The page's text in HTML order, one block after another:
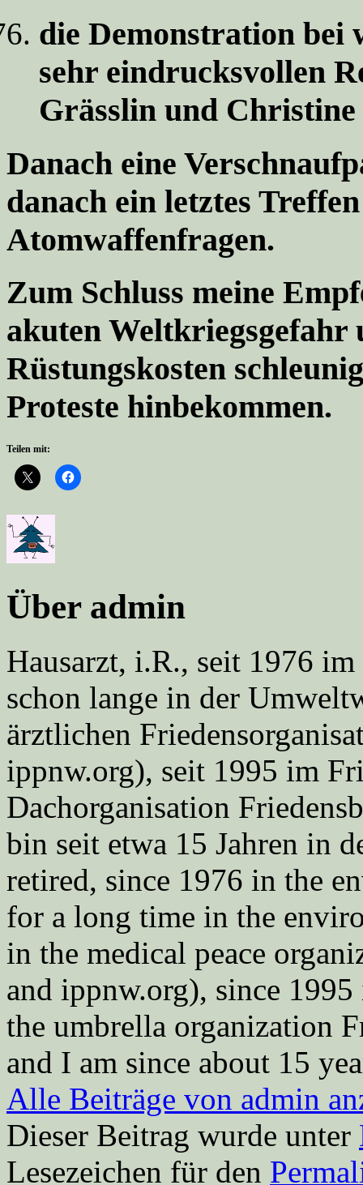
die Demonstration bei
sehr eindrucksvollen
Grässlin und
Danach eine
danach ein letztes
Atomwaffenfragen.
Zum Schluss meine
akuten Weltkriegsgefahr
Rüstungskosten
Proteste hinbekommen.
Teilen mit:
Über admin
Hausarzt, i.R., seit 1976
schon lange in der
ärztlichen
ippnw.org), seit 1995 im
Dachorganisation
bin seit etwa 15 Jahren in
retired, since 1976 in the
for a long time in the
in the medical peace
and ippnw.org), since
the umbrella organization
and I am since about 15
Alle Beiträge von admin
Dieser Beitrag wurde unter
Lesezeichen für den